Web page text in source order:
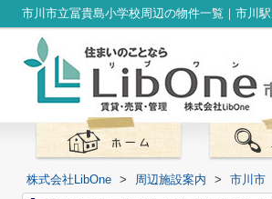
株式会社LibOne > 周辺施設案内 > 市川市